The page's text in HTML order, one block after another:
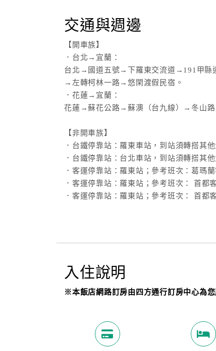
交通與週邊
【開車族】
．台北→宜蘭：
台北→國道五號→下羅東交流道→191甲縣
→左轉柯林一路→悠閑渡假民宿。
．花蓮→宜蘭：
花蓮→蘇花公路→蘇澳（台九線）→冬山
【非開車族】
．台鐵停靠站：羅東車站，到站須轉搭其
．台鐵停靠站：台北車站，到站須轉搭其
．客運停靠站：羅東站；參考班次：葛瑪
．客運停靠站：羅東站；參考班次： 首都
．客運停靠站：羅東站；參考班次： 首都
入住說明
※本飯店網路訂房由四方通行訂房中心為您